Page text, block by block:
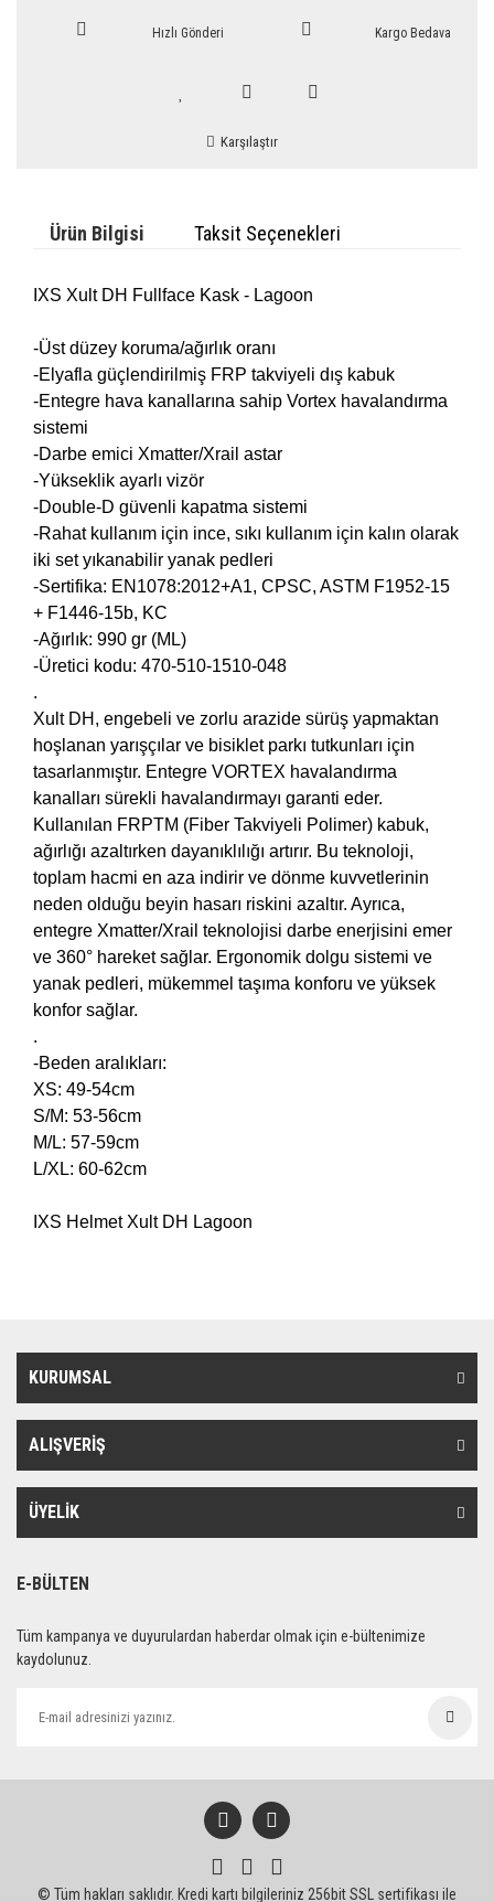
Hızlı Gönderi Kargo Bedava
Karşılaştır
Ürün Bilgisi Taksit Seçenekleri
IXS Xult DH Fullface Kask - Lagoon
-Üst düzey koruma/ağırlık oranı
-Elyafla güçlendirilmiş FRP takviyeli dış kabuk
-Entegre hava kanallarına sahip Vortex havalandırma
sistemi
-Darbe emici Xmatter/Xrail astar
-Yükseklik ayarlı vizör
-Double-D güvenli kapatma sistemi
-Rahat kullanım için ince, sıkı kullanım için kalın olarak
iki set yıkanabilir yanak pedleri
-Sertifika: EN1078:2012+A1, CPSC, ASTM F1952-15
+ F1446-15b, KC
-Ağırlık: 990 gr (ML)
-Üretici kodu: 470-510-1510-048
.
Xult DH, engebeli ve zorlu arazide sürüş yapmaktan
hoşlanan yarışçılar ve bisiklet parkı tutkunları için
tasarlanmıştır. Entegre VORTEX havalandırma
kanalları sürekli havalandırmayı garanti eder.
Kullanılan FRPTM (Fiber Takviyeli Polimer) kabuk,
ağırlığı azaltırken dayanıklılığı artırır. Bu teknoloji,
toplam hacmi en aza indirir ve dönme kuvvetlerinin
neden olduğu beyin hasarı riskini azaltır. Ayrıca,
entegre Xmatter/Xrail teknolojisi darbe enerjisini emer
ve 360° hareket sağlar. Ergonomik dolgu sistemi ve
yanak pedleri, mükemmel taşıma konforu ve yüksek
konfor sağlar.
.
-Beden aralıkları:
XS: 49-54cm
S/M: 53-56cm
M/L: 57-59cm
L/XL: 60-62cm
IXS Helmet Xult DH Lagoon
KURUMSAL
ALIŞVERİŞ
ÜYELİK
E-BÜLTEN
Tüm kampanya ve duyurulardan haberdar olmak için e-bültenimize
kaydolunuz.
© Tüm hakları saklıdır. Kredi kartı bilgileriniz 256bit SSL sertifikası ile